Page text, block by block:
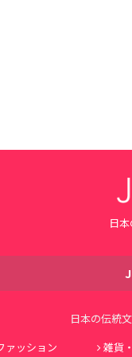
日
日本の伝統
ァッション 雑貨